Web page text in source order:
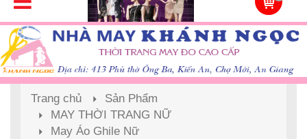
Trang chủ
Sản Phẩm
MAY THỜI TRANG NỮ
May Áo Ghile Nữ